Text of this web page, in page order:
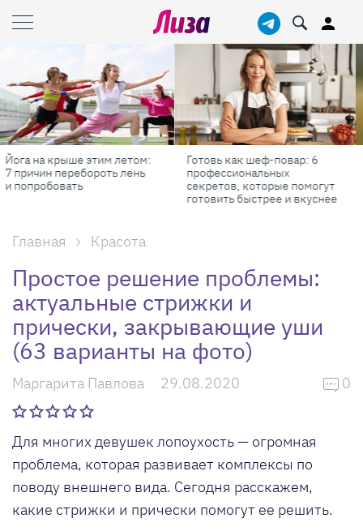
Масштабные приключения:
самые красивые фестивали
России в августе
Продукты против бадов: что
реально работает для
красоты и здоровья
Главная Красота
Простое решение проблемы:
актуальные стрижки и
прически, закрывающие уши
(63 варианты на фото)
Маргарита Павлова 29.08.2020 0
Для многих девушек лопоухость — огромная
проблема, которая развивает комплексы по
поводу внешнего вида. Сегодня расскажем,
какие стрижки и прически помогут ее решить.